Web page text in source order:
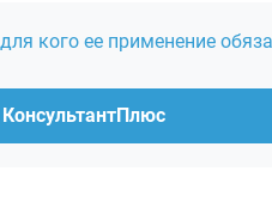
кого ее применение